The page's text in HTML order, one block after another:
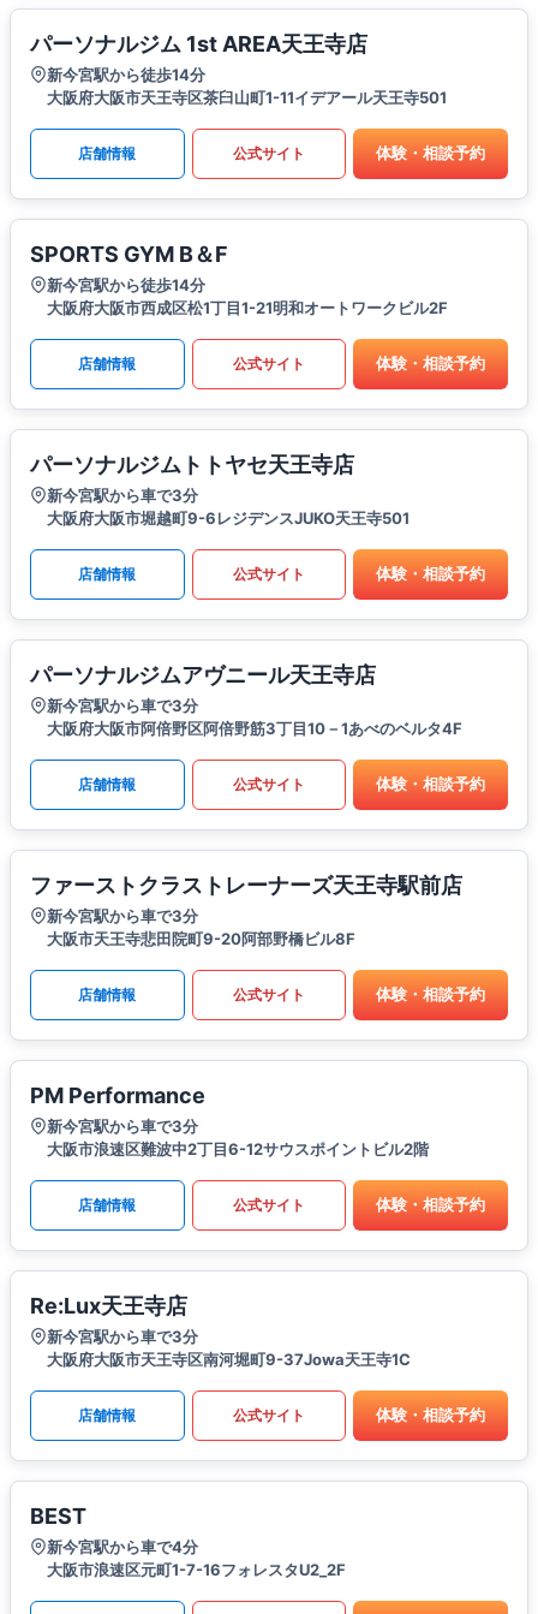
パーソナルジム 1st AREA天王寺店
新今宮駅から徒歩14分
大阪府大阪市天王寺区茶臼山町1-11イデアール天王寺501
店舗情報 公式サイト 体験・相談予約
SPORTS GYM B＆F
新今宮駅から徒歩14分
大阪府大阪市西成区松1丁目1-21明和オートワークビル2F
店舗情報 公式サイト 体験・相談予約
パーソナルジムトトヤセ天王寺店
新今宮駅から車で3分
大阪府大阪市堀越町9-6レジデンスJUKO天王寺501
店舗情報 公式サイト 体験・相談予約
パーソナルジムアヴニール天王寺店
新今宮駅から車で3分
大阪府大阪市阿倍野区阿倍野筋3丁目10－1あべのベルタ4F
店舗情報 公式サイト 体験・相談予約
ファーストクラストレーナーズ天王寺駅前店
新今宮駅から車で3分
大阪市天王寺悲田院町9-20阿部野橋ビル8F
店舗情報 公式サイト 体験・相談予約
PM Performance
新今宮駅から車で3分
大阪市浪速区難波中2丁目6-12サウスポイントビル2階
店舗情報 公式サイト 体験・相談予約
Re:Lux天王寺店
新今宮駅から車で3分
大阪府大阪市天王寺区南河堀町9-37Jowa天王寺1C
店舗情報 公式サイト 体験・相談予約
BEST
新今宮駅から車で4分
大阪市浪速区元町1-7-16フォレスタU2_2F